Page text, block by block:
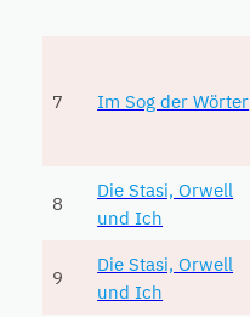
7 Im Sog der Wörter
8
Die Stasi, Orwell
und Ich
9
Die Stasi, Orwell
und Ich